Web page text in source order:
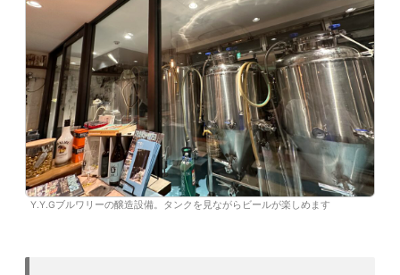
Y.Y.Gブルワリーの醸造設備。タンクを見ながらビールが楽しめます